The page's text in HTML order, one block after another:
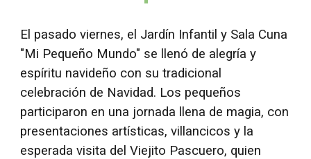
El pasado viernes, el Jardín Infantil y Sala Cuna
"Mi Pequeño Mundo" se llenó de alegría y
espíritu navideño con su tradicional
celebración de Navidad. Los pequeños
participaron en una jornada llena de magia, con
presentaciones artísticas, villancicos y la
esperada visita del Viejito Pascuero, quien